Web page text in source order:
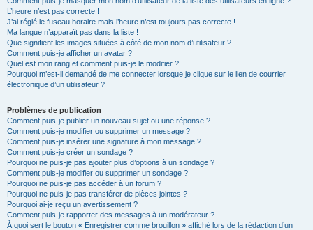
L’heure n’est pas correcte !
J’ai réglé le fuseau horaire mais l’heure n’est toujours pas correcte !
Ma langue n’apparaît pas dans la liste !
Que signifient les images situées à côté de mon nom d’utilisateur ?
Comment puis-je afficher un avatar ?
Quel est mon rang et comment puis-je le modifier ?
Pourquoi m’est-il demandé de me connecter lorsque je clique sur le lien de courrier
électronique d’un utilisateur ?
Problèmes de publication
Comment puis-je publier un nouveau sujet ou une réponse ?
Comment puis-je modifier ou supprimer un message ?
Comment puis-je insérer une signature à mon message ?
Comment puis-je créer un sondage ?
Pourquoi ne puis-je pas ajouter plus d’options à un sondage ?
Comment puis-je modifier ou supprimer un sondage ?
Pourquoi ne puis-je pas accéder à un forum ?
Pourquoi ne puis-je pas transférer de pièces jointes ?
Pourquoi ai-je reçu un avertissement ?
Comment puis-je rapporter des messages à un modérateur ?
À quoi sert le bouton « Enregistrer comme brouillon » affiché lors de la rédaction d’un